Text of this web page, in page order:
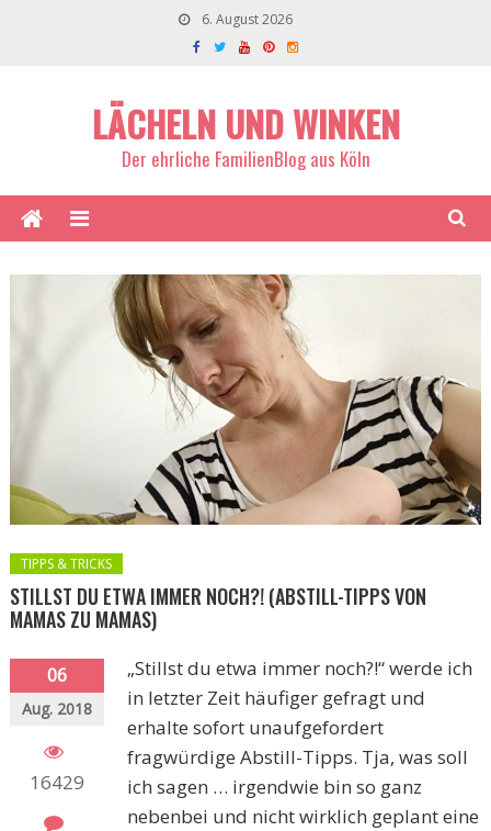
6. August 2026
LÄCHELN UND WINKEN
Der ehrliche FamilienBlog aus Köln
TIPPS & TRICKS
STILLST DU ETWA IMMER NOCH?! (ABSTILL-TIPPS VON
MAMAS ZU MAMAS)
06
Aug. 2018
16429
„Stillst du etwa immer noch?!“ werde ich
in letzter Zeit häufiger gefragt und
erhalte sofort unaufgefordert
fragwürdige Abstill-Tipps. Tja, was soll
ich sagen … irgendwie bin so ganz
nebenbei und nicht wirklich geplant eine